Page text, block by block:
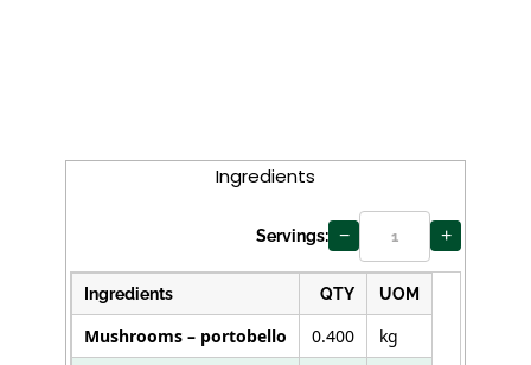
Ingredients
Servings: − +
Ingredients QTY UOM
Mushrooms – portobello 0.400
kg